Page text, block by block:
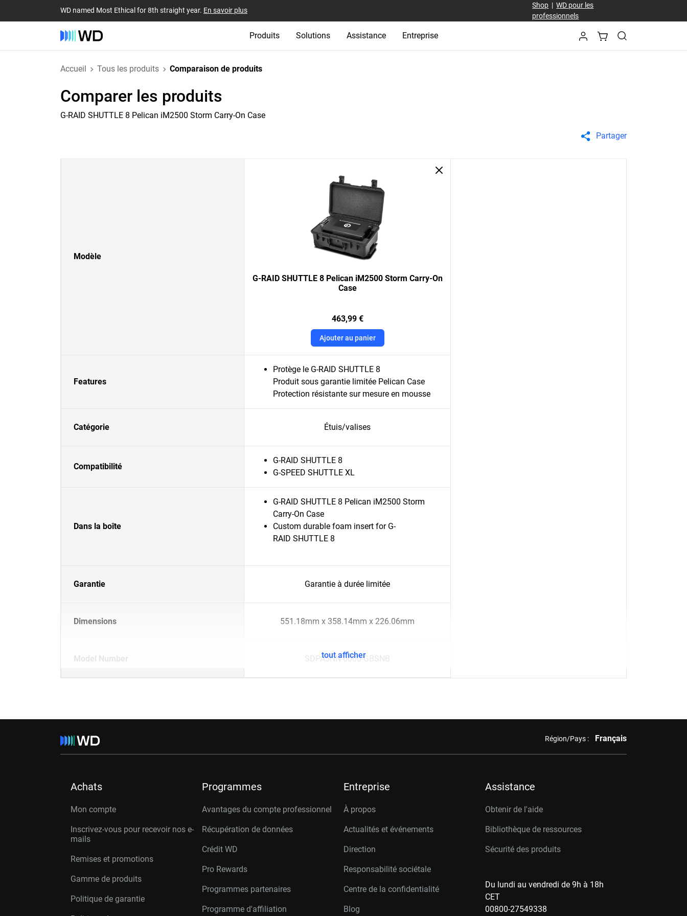
WD named Most Ethical for 8th straight year. En savoir plus
Shop |WD pour les
professionnels
Produits Solutions Assistance Entreprise
Accueil Tous les produits Comparaison de produits
Comparer les produits
G-RAID SHUTTLE 8 Pelican iM2500 Storm Carry-On Case
Partager
Modèle
G-RAID SHUTTLE 8 Pelican iM2500 Storm Carry-On
Case
463,99 €
Ajouter au panier
Features
Protège le G-RAID SHUTTLE 8
Produit sous garantie limitée Pelican Case
Protection résistante sur mesure en mousse
Catégorie Étuis/valises
Compatibilité
G-RAID SHUTTLE 8
G-SPEED SHUTTLE XL
Dans la boîte
G-RAID SHUTTLE 8 Pelican iM2500 Storm
Carry-On Case
Custom durable foam insert for G-
RAID SHUTTLE 8
Garantie Garantie à durée limitée
Dimensions 551.18mm x 358.14mm x 226.06mm
Model Number SDPA5NN-0000-GBSNB
tout afficher
Région/Pays : Français
Achats
Mon compte
Inscrivez-vous pour recevoir nos e-
mails
Remises et promotions
Gamme de produits
Politique de garantie
Programmes
Avantages du compte professionnel
Récupération de données
Crédit WD
Pro Rewards
Programmes partenaires
Programme d'affiliation
Entreprise
À propos
Actualités et événements
Direction
Responsabilité sociétale
Centre de la confidentialité
Blog
Assistance
Obtenir de l'aide
Bibliothèque de ressources
Sécurité des produits
Du lundi au vendredi de 9h à 18h
CET
00800-27549338